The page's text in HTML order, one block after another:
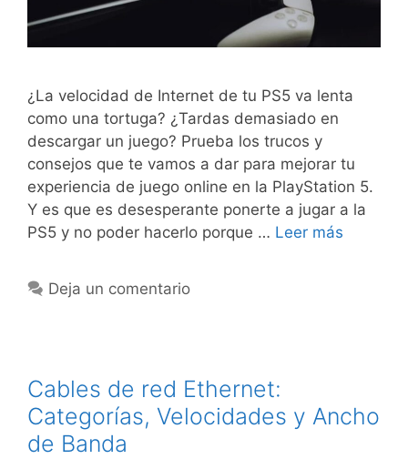
¿La velocidad de Internet de tu PS5 va lenta
como una tortuga? ¿Tardas demasiado en
descargar un juego? Prueba los trucos y
consejos que te vamos a dar para mejorar tu
experiencia de juego online en la PlayStation 5.
Y es que es desesperante ponerte a jugar a la
PS5 y no poder hacerlo porque … Leer más
Deja un comentario
Cables de red Ethernet:
Categorías, Velocidades y Ancho
de Banda